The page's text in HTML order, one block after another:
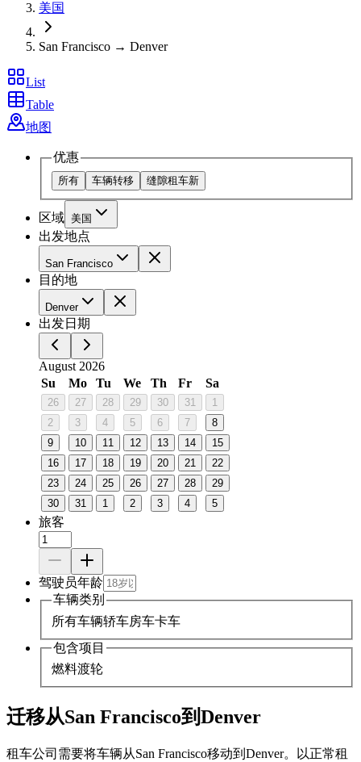
美国
San Francisco → Denver
List
Table
地图
优惠
所有 车辆转移 缝隙租车新
区域 美国
出发地点
San Francisco
目的地
Denver
出发日期
August 2026
Su
Mo Tu We Th Fr Sa
26 27 28 29 30 31
1
2
3 4 5 6 7
8
9
10 11 12 13 14
15
16
17 18 19 20 21
22
23
24 25 26 27 28
29
30
31 1 2 3 4 5
旅客
驾驶员年龄
车辆类别
所有车辆轿车房车卡车
包含项目
燃料渡轮
迁移从San Francisco到Denver
租车公司需要将车辆从San Francisco移动到Denver。以正常租